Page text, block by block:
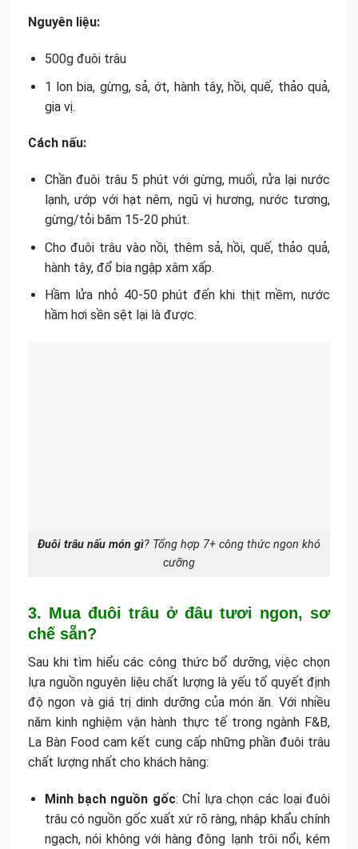
Nguyên liệu:
500g đuôi trâu
1 lon bia, gừng, sả, ớt, hành tây, hồi, quế, thảo quả,
gia vị.
Cách nấu:
Chần đuôi trâu 5 phút với gừng, muối, rửa lại nước
lạnh, ướp với hạt nêm, ngũ vị hương, nước tương,
gừng/tỏi băm 15-20 phút.
Cho đuôi trâu vào nồi, thêm sả, hồi, quế, thảo quả,
hành tây, đổ bia ngập xâm xấp.
Hầm lửa nhỏ 40-50 phút đến khi thịt mềm, nước
hầm hơi sền sệt lại là được.
Đuôi trâu nấu món gì? Tổng hợp 7+ công thức ngon khó
cưỡng
3. Mua đuôi trâu ở đâu tươi ngon, sơ
chế sẵn?
Sau khi tìm hiểu các công thức bổ dưỡng, việc chọn
lựa nguồn nguyên liệu chất lượng là yếu tố quyết định
độ ngon và giá trị dinh dưỡng của món ăn. Với nhiều
năm kinh nghiệm vận hành thực tế trong ngành F&B,
La Bàn Food cam kết cung cấp những phần đuôi trâu
chất lượng nhất cho khách hàng:
Minh bạch nguồn gốc: Chỉ lựa chọn các loại đuôi
trâu có nguồn gốc xuất xứ rõ ràng, nhập khẩu chính
ngạch, nói không với hàng đông lạnh trôi nổi, kém